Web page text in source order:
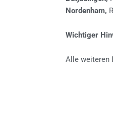
Nordenham,
Wichtiger
Alle weiteren